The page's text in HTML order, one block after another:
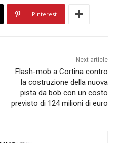
Pinterest
Next article
Flash-mob a Cortina contro
la costruzione della nuova
pista da bob con un costo
previsto di 124 milioni di euro